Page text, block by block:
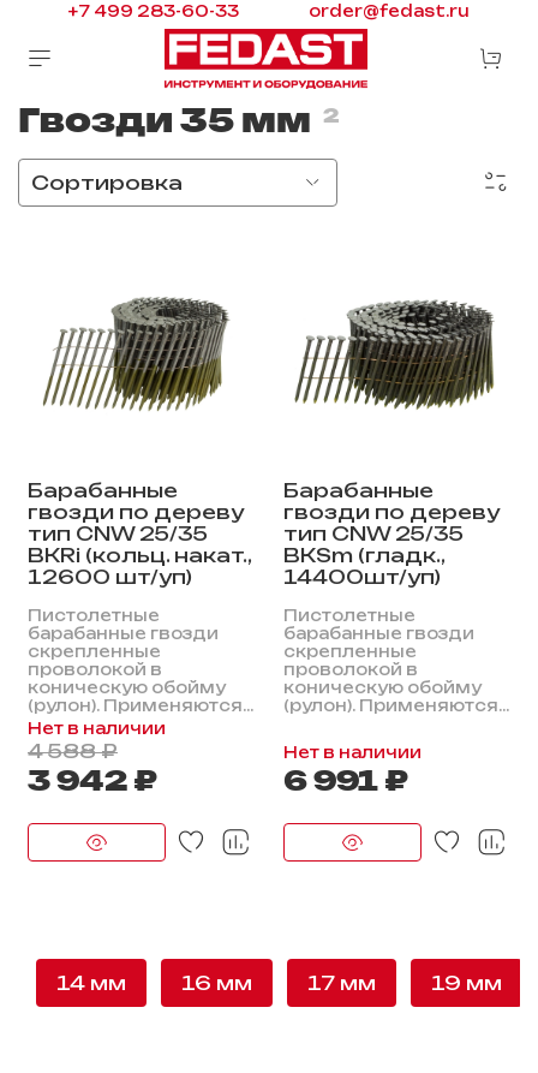
+7 499 283-60-33 order@fedast.ru
Гвозди 35 мм 2
Барабанные
гвозди по дереву
тип CNW 25/35
BKRi (кольц. накат.,
12600 шт/уп)
Пистолетные
барабанные гвозди
скрепленные
проволокой в
коническую обойму
(рулон). Применяются...
Нет в наличии
4 588 ₽
3 942 ₽
Барабанные
гвозди по дереву
тип CNW 25/35
BKSm (гладк.,
14400шт/уп)
Пистолетные
барабанные гвозди
скрепленные
проволокой в
коническую обойму
(рулон). Применяются...
Нет в наличии
6 991 ₽
14 мм 16 мм 17 мм 19 мм